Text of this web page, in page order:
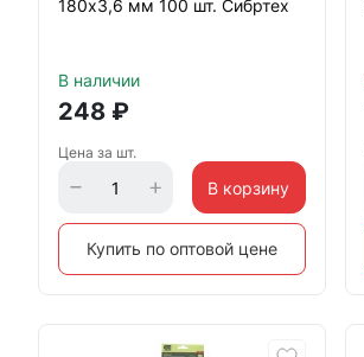
180х3,6 мм 100 шт. Сибртех
В наличии
248 ₽
Цена за шт.
В корзину
Купить по оптовой цене